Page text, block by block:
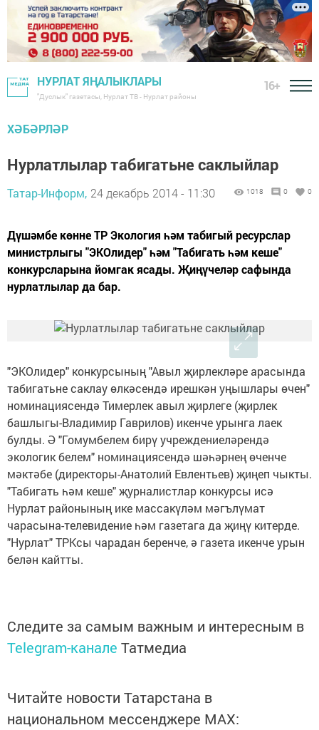
НУРЛАТ ЯҢАЛЫКЛАРЫ
"Дуслык" газетасы, Нурлат ТВ - Нурлат районы
16+
ХӘБӘРЛӘР
Нурлатлылар табигатьне саклыйлар
Татар-Информ, 24 декабрь 2014 - 11:30 1018 0 0
Дүшәмбе көнне ТР Экология һәм табигый ресурслар
министрлыгы "ЭКОлидер" һәм "Табигать һәм кеше"
конкурсларына йомгак ясады. Җиңүчеләр сафында
нурлатлылар да бар.
"ЭКОлидер" конкурсының "Авыл җирлекләре арасында
табигатьне саклау өлкәсендә ирешкән уңышлары өчен"
номинациясендә Тимерлек авыл җирлеге (җирлек
башлыгы-Владимир Гаврилов) икенче урынга лаек
булды. Ә "Гомумбелем бирү учреждениеләрендә
экологик белем" номинациясендә шәһәрнең өченче
мәктәбе (директоры-Анатолий Евлентьев) җиңеп чыкты.
"Табигать һәм кеше" җурналистлар конкурсы исә
Нурлат районының ике массакүләм мәгълүмат
чарасына-телевидение һәм газетага да җиңү китерде.
"Нурлат" ТРКсы чарадан беренче, ә газета икенче урын
белән кайтты.
Следите за самым важным и интересным в
Telegram-канале Татмедиа
Читайте новости Татарстана в
национальном мессенджере MАХ: